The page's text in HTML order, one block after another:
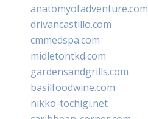
anatomyofadventure.com
drivancastillo.com
cmmedspa.com
midletontkd.com
gardensandgrills.com
basilfoodwine.com
nikko-tochigi.net